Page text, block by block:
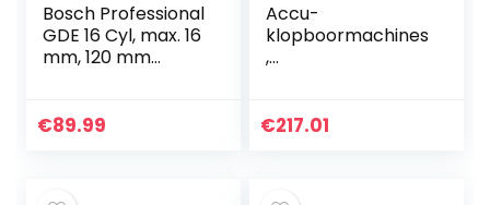
Bosch Professional
GDE 16 Cyl, max. 16
mm, 120 mm
€89.99
Accu-
klopboormachines
,
elektrische
€217.01